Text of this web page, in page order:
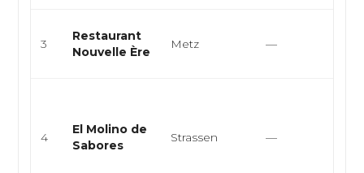
3
Restaurant
Nouvelle Ère
Metz —
4
El Molino de
Sabores
Strassen —